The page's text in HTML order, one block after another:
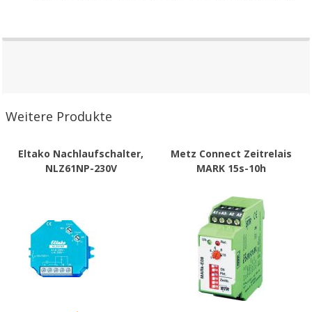
Weitere Produkte
Eltako Nachlaufschalter,
NLZ61NP-230V
Metz Connect Zeitrelais
MARK 15s-10h